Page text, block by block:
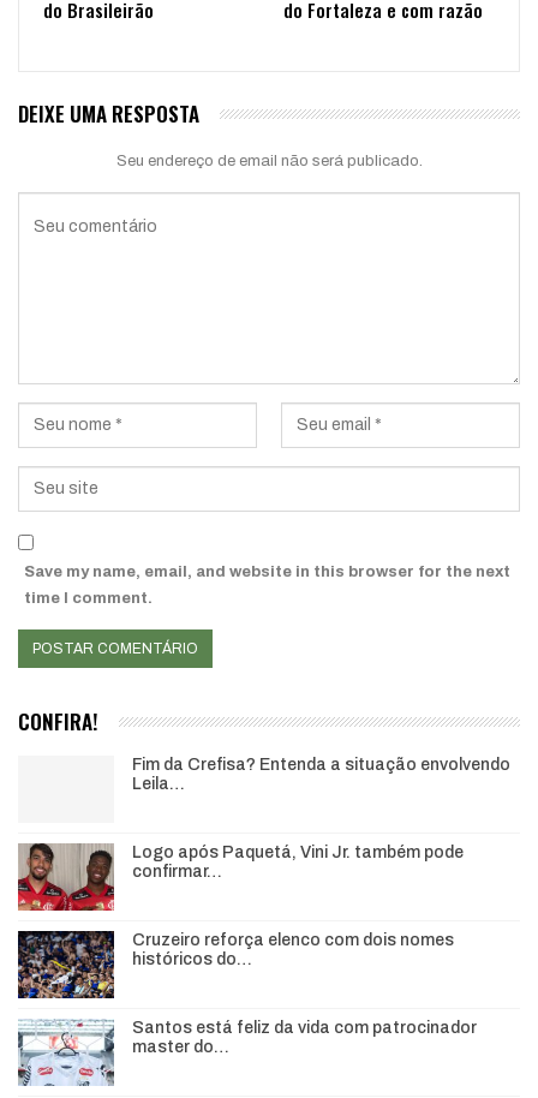
do Brasileirão
do Fortaleza e com razão
DEIXE UMA RESPOSTA
Seu endereço de email não será publicado.
Save my name, email, and website in this browser for the next
time I comment.
CONFIRA!
Fim da Crefisa? Entenda a situação envolvendo
Leila…
Logo após Paquetá, Vini Jr. também pode
confirmar…
Cruzeiro reforça elenco com dois nomes
históricos do…
Santos está feliz da vida com patrocinador
master do…